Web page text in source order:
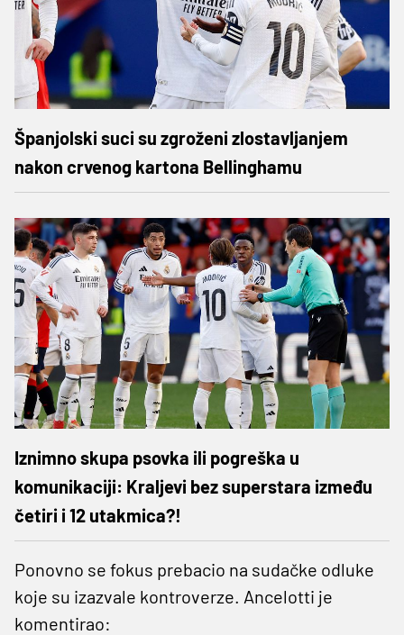
Španjolski suci su zgroženi zlostavljanjem
nakon crvenog kartona Bellinghamu
Iznimno skupa psovka ili pogreška u
komunikaciji: Kraljevi bez superstara između
četiri i 12 utakmica?!
Ponovno se fokus prebacio na sudačke odluke
koje su izazvale kontroverze. Ancelotti je
komentirao: